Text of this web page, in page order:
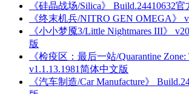
《硅晶战场/Silica》 Build.24410632
《终末机兵/NITRO GEN OMEGA》
《小小梦魇3/Little Nightmares III》
版
《检疫区：最后一站/Quarantine Zone:
v1.1.13.1981简体中文版
《汽车制造/Car Manufacture》